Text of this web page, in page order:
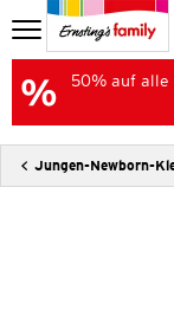
50% auf
Jungen-Newborn-